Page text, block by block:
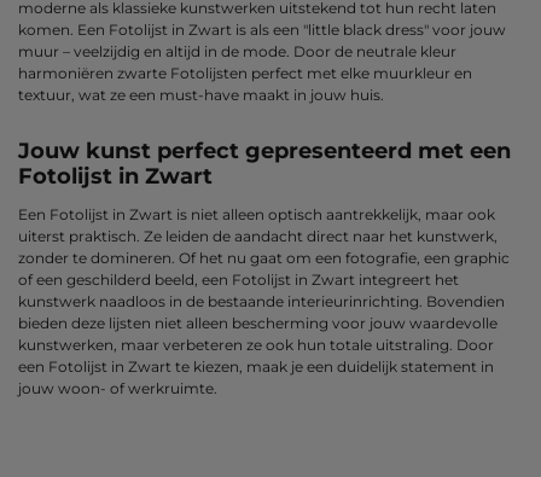
moderne als klassieke kunstwerken uitstekend tot hun recht laten
komen. Een Fotolijst in Zwart is als een "little black dress" voor jouw
muur – veelzijdig en altijd in de mode. Door de neutrale kleur
harmoniëren zwarte Fotolijsten perfect met elke muurkleur en
textuur, wat ze een must-have maakt in jouw huis.
Jouw kunst perfect gepresenteerd met een
Fotolijst in Zwart
Een Fotolijst in Zwart is niet alleen optisch aantrekkelijk, maar ook
uiterst praktisch. Ze leiden de aandacht direct naar het kunstwerk,
zonder te domineren. Of het nu gaat om een fotografie, een graphic
of een geschilderd beeld, een Fotolijst in Zwart integreert het
kunstwerk naadloos in de bestaande interieurinrichting. Bovendien
bieden deze lijsten niet alleen bescherming voor jouw waardevolle
kunstwerken, maar verbeteren ze ook hun totale uitstraling. Door
een Fotolijst in Zwart te kiezen, maak je een duidelijk statement in
jouw woon- of werkruimte.